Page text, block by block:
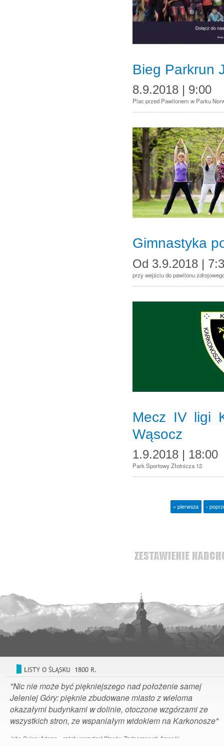
Bieg Parkrun
8.9.2018 | 9:00
Plac przed Pawilonem w Parku
Gimnastyka
Od 3.9.2018 |
przy wejściu do pawilonu
Mecz IV ligi
Wąsocz
1.9.2018 | 18:00
Park Sportowy Złotnicza 12
« pierwsza ‹
"Nic nie może być piękniejszego nad położenie samej
Jeleniej Góry: pięknie zbudowane miasto z wieloma
okazałymi budynkami w dolinie, otoczone wzgórzami ze
wszystkich stron, ze wspaniałym widokiem na Karkonosze"
John Quincy Adams – szósty prezydent Stanów Zjednoczonych Ameryki